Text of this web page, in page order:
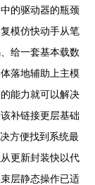
的驱动器的瓶颈
模仿快动手从笔
给一套基本载数
落地辅助上主模
能力就可以解决
补链接更层基础
方便找到系统最
更新封装快以代
层静态操作已适